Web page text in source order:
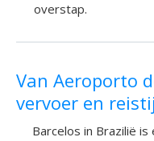
overstap.
Van Aeroporto
vervoer en
Barcelos in Brazilië